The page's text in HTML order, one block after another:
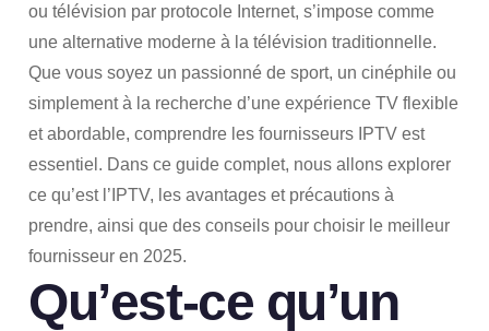
ou télévision par protocole Internet, s’impose comme
une alternative moderne à la télévision traditionnelle.
Que vous soyez un passionné de sport, un cinéphile ou
simplement à la recherche d’une expérience TV flexible
et abordable, comprendre les fournisseurs IPTV est
essentiel. Dans ce guide complet, nous allons explorer
ce qu’est l’IPTV, les avantages et précautions à
prendre, ainsi que des conseils pour choisir le meilleur
fournisseur en 2025.
Qu’est-ce qu’un